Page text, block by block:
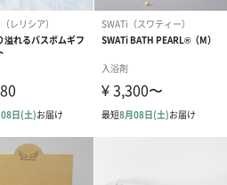
ダンボール装飾（チュ
ーリップ）（720円）
ダンボール装